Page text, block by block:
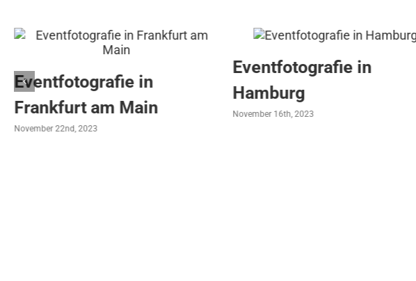
in
Main
Eventfotografie in
Hamburg
November 16th, 2023